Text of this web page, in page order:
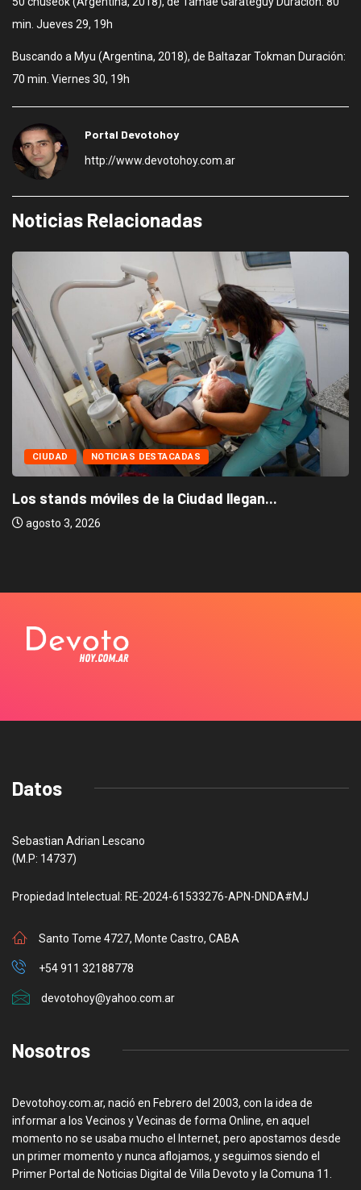
min. Jueves 29, 19h
Buscando a Myu (Argentina, 2018), de Baltazar Tokman Duración:
70 min. Viernes 30, 19h
Portal Devotohoy
http://www.devotohoy.com.ar
Noticias Relacionadas
CIUDAD NOTICIAS DESTACADAS
Los stands móviles de la Ciudad llegan...
agosto 3, 2026
Datos
Sebastian Adrian Lescano
(M.P: 14737)
Propiedad Intelectual: RE-2024-61533276-APN-DNDA#MJ
Santo Tome 4727, Monte Castro, CABA
+54 911 32188778
devotohoy@yahoo.com.ar
Nosotros
Devotohoy.com.ar, nació en Febrero del 2003, con la idea de
informar a los Vecinos y Vecinas de forma Online, en aquel
momento no se usaba mucho el Internet, pero apostamos desde
un primer momento y nunca aflojamos, y seguimos siendo el
Primer Portal de Noticias Digital de Villa Devoto y la Comuna 11.